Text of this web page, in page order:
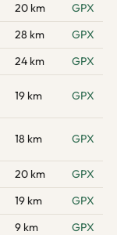
20 km
GPX
28 km
GPX
24 km
GPX
19 km GPX
18 km GPX
20 km
GPX
19 km
GPX
9 km
GPX